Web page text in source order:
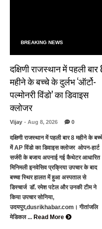
BREAKING NEWS
दक्षिणी राजस्थान में पहली बार
महीने के बच्चे के दुर्लभ ‘ऑर्टो-
पल्मोनरी विंडो’ का डिवाइस
क्लोजर
Vijay - Aug 8, 2026 0
दक्षिणी राजस्थान में पहली बार 8 महीने के
में AP विंडो का डिवाइस क्लोजर ओपन-हार्ट
सर्जरी के बजाय अपनाई गई कैथेटर आधारित
मिनिमली इनवेसिव प्रक्रिया उपचार के बाद
बच्चा स्थिर हालत में हुआ अस्पताल से
डिस्चार्ज डॉ. रमेश पटेल और उनकी टीम ने
किया उपचार सोनिया,
उदयपुर,dusrikhabar.com। गीतांजलि
मेडिकल ... Read More